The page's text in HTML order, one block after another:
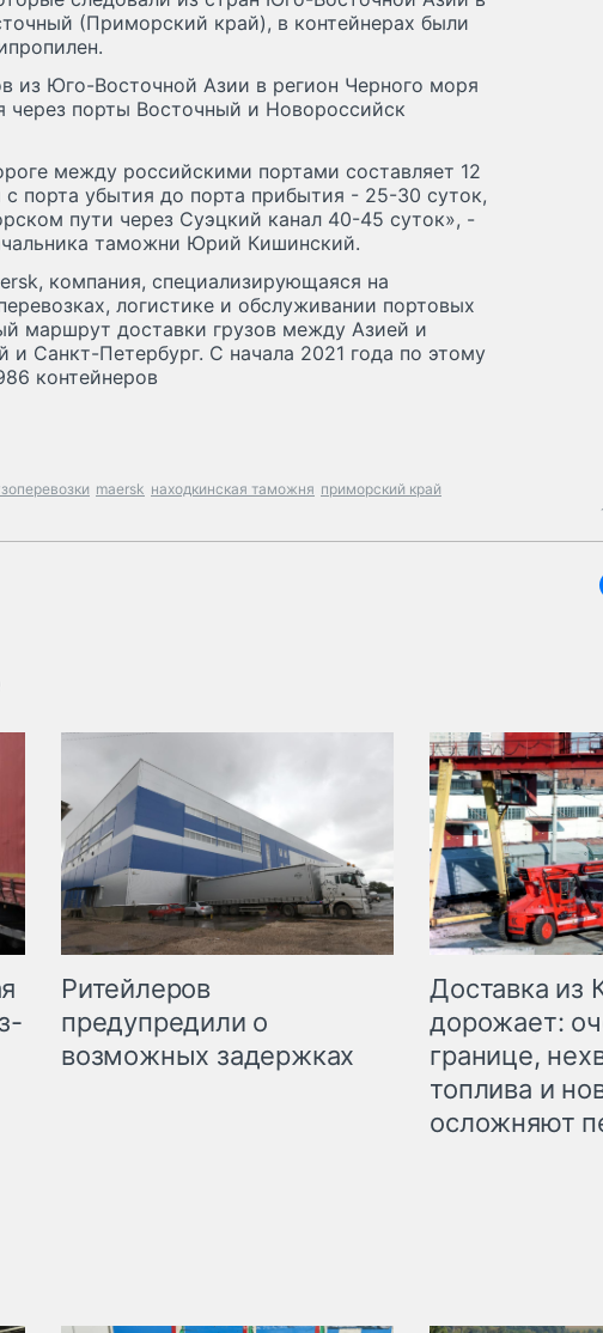
(Приморский край), в контейнерах были
из Юго-Восточной Азии в регион Черного моря
порты Восточный и Новороссийск
между российскими портами составляет 12
порта убытия до порта прибытия - 25-30 суток,
пути через Суэцкий канал 40-45 суток», -
таможни Юрий Кишинский.
компания, специализирующаяся на
логистике и обслуживании портовых
маршрут доставки грузов между Азией и
и Санкт-Петербург. С начала 2021 года по этому
контейнеров
maersk находкинская таможня приморский край
Ритейлеров
предупредили о
возможных задержках
Доставка из
дорожает:
границе,
топлива и
осложняют